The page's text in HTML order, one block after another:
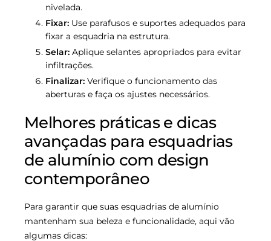
nivelada.
Fixar: Use parafusos e suportes adequados para
fixar a esquadria na estrutura.
Selar: Aplique selantes apropriados para evitar
infiltrações.
Finalizar: Verifique o funcionamento das
aberturas e faça os ajustes necessários.
Melhores práticas e dicas
avançadas para esquadrias
de alumínio com design
contemporâneo
Para garantir que suas esquadrias de alumínio
mantenham sua beleza e funcionalidade, aqui vão
algumas dicas: